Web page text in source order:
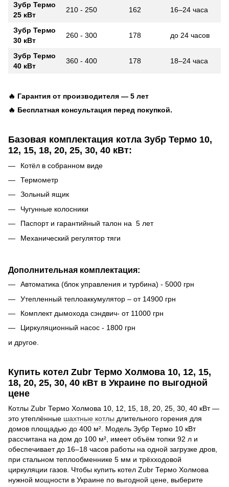
Зубр Термо
25 кВт
210 - 250 162 16–24 часа
Зубр Термо
30 кВт
260 - 300 178 до 24 часов
Зубр Термо
40 кВт
360 - 400 178 18–24 часа
🔥 Гарантия от производителя — 5 лет
🔥 Бесплатная консультация перед покупкой.
Базовая комплектация котла Зубр Термо 10,
12, 15, 18, 20, 25, 30, 40 кВт:
Котёл в собранном виде
Термометр
Зольный ящик
Чугунные колосники
Паспорт и гарантийный талон на 5 лет
Механический регулятор тяги
Дополнительная комплектация:
Автоматика (блок управления и турбина) - 5000 грн
Утепленный теплоаккумулятор – от 14900 грн
Комплект дымохода сэндвич- от 11000 грн
Циркуляционный насос - 1800 грн
и другое.
Купить котел Zubr Термо Холмова 10, 12, 15,
18, 20, 25, 30, 40 кВт в Украине по выгодной
цене
Котлы Zubr Термо Холмова 10, 12, 15, 18, 20, 25, 30, 40 кВт —
это утеплённые шахтные котлы длительного горения для
домов площадью до 400 м². Модель Зубр Термо 10 кВт
рассчитана на дом до 100 м², имеет объём топки 92 л и
обеспечивает до 16–18 часов работы на одной загрузке дров,
при стальном теплообменнике 5 мм и трёхходовой
циркуляции газов. Чтобы купить котел Zubr Термо Холмова
нужной мощности в Украине по выгодной цене, выберите